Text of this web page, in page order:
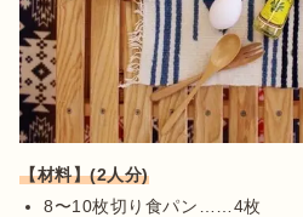
【材料】(2人分)
8〜10枚切り食パン……4枚